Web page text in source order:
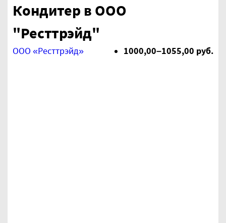
Кондитер в ООО
"Ресттрэйд"
ООО «Ресттрэйд» 1000,00–1055,00 руб.